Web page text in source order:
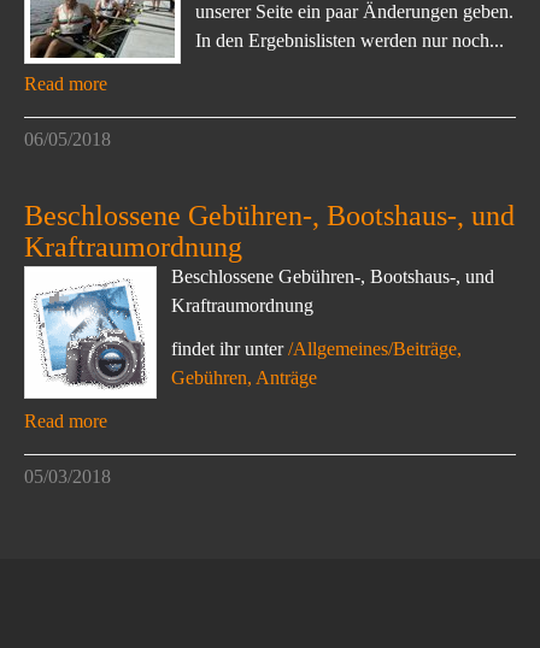
unserer Seite ein paar Änderungen geben.
In den Ergebnislisten werden nur noch...
Read more
06/05/2018
Beschlossene Gebühren-, Bootshaus-, und
Kraftraumordnung
Beschlossene Gebühren-, Bootshaus-, und
Kraftraumordnung
findet ihr unter/Allgemeines/Beiträge,
Gebühren, Anträge
Read more
05/03/2018